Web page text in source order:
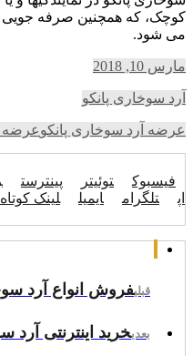
کوچک، که همچنین صرفه جویی
می شود.
مارس 10, 2018
آرد سوخاری پانکو
عرضه آرد سوخاری پانکوعرضه
فیسبوک توئیتر پینترست
اپ
تلگرام ایمیل لینک کوتاه
قبلیفروش انواع آرد
بعدیخرید اینترنتی